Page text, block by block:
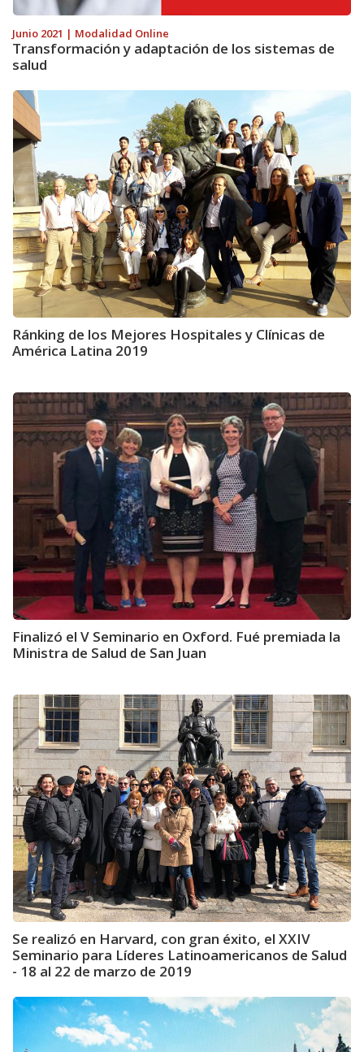
Junio 2021 | Modalidad Online
Transformación y adaptación de los sistemas de
salud
Ránking de los Mejores Hospitales y Clínicas de
América Latina 2019
Finalizó el V Seminario en Oxford. Fué premiada la
Ministra de Salud de San Juan
Se realizó en Harvard, con gran éxito, el XXIV
Seminario para Líderes Latinoamericanos de Salud
- 18 al 22 de marzo de 2019